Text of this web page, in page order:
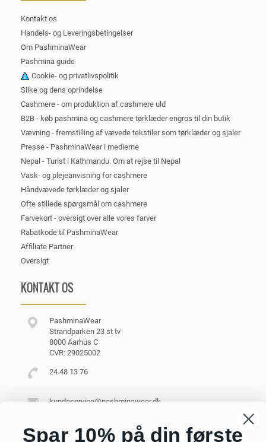
Kontakt os
Handels- og Leveringsbetingelser
Om PashminaWear
Pashmina guide
Cookie- og privatlivspolitik
Silke og dens oprindelse
Cashmere - om produktion af cashmere uld
B2B - køb pashmina og cashmere tørklæder engros til din butik
Vævning - fremstilling af vævede tekstiler som tørklæder og sjaler
Presse - PashminaWear i medierne
Nepal - Turist i Kathmandu. Om at rejse til Nepal
Vask- og plejeanvisning for cashmere
Håndvævede tørklæder og sjaler
Ofte stillede spørgsmål om cashmere
Farvekort - oversigt over alle vores farver
Rabatkode til PashminaWear
Affiliate Partner
Oversigt
KONTAKT OS
PashminaWear
Strandparken 23 st tv
8000 Aarhus C
CVR: 29025002
24 48 13 76
kundeservice@pashminawear.dk
Spar 10% på din første